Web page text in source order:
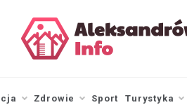
Zdrowie Sport Turystyka